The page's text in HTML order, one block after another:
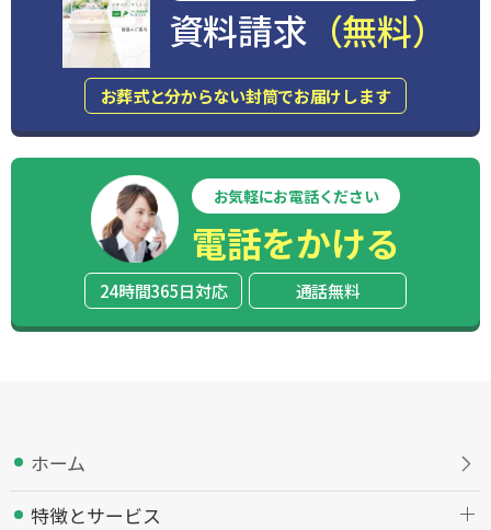
資料請求 （無料）
お葬式と分からない封筒でお届けします
お気軽にお電話ください
電話をかける
24時間365日対応 通話無料
ホーム
特徴とサービス